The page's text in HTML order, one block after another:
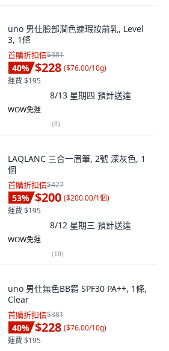
uno 男仕臉部潤色遮瑕妝前乳, Level
3, 1條
首購折扣價$381
40% $228 ($76.00/10g)
運費 $195
8/13 星期四 預計送達
WOW免運
(8)
LAQLANC 三合一眉筆, 2號 深灰色, 1
個
首購折扣價$427
53% $200 ($200.00/1個)
運費 $195
8/12 星期三 預計送達
WOW免運
(10)
uno 男仕無色BB霜 SPF30 PA++, 1條,
Clear
首購折扣價$381
40% $228 ($76.00/10g)
運費 $195